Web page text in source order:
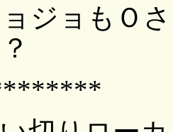
ジョもＯ